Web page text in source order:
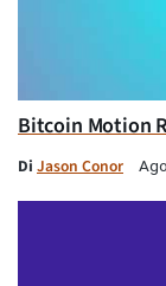
Bitcoin Motion
Di Jason Conor